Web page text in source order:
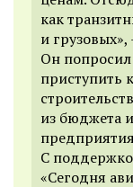
как
и
Он
приступить
из бюджета
С
«Сегодня